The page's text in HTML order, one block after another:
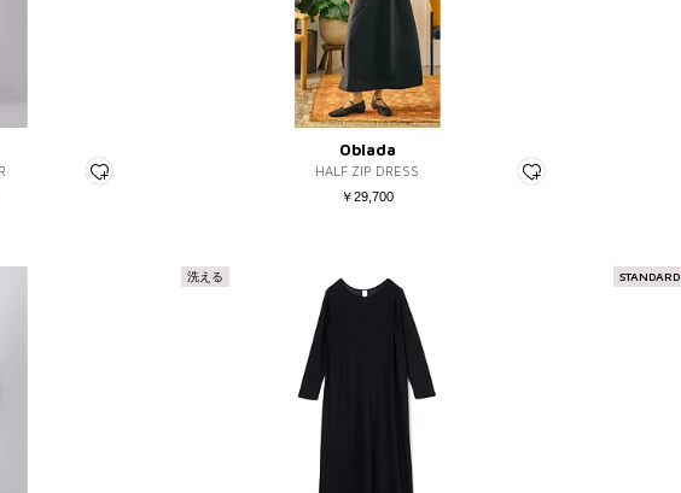
Oblada
HALF ZIP DRESS
￥29,700
洗える STANDARD